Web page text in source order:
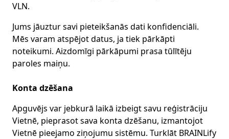
VLN.
Jums jāuztur savi pieteikšanās dati konfidenciāli.
Mēs varam atspējot datus, ja tiek pārkāpti
noteikumi. Aizdomīgi pārkāpumi prasa tūlītēju
paroles maiņu.
Konta dzēšana
Apguvējs var jebkurā laikā izbeigt savu reģistrāciju
Vietnē, pieprasot sava konta dzēšanu, izmantojot
Vietnē pieejamo ziņojumu sistēmu. Turklāt BRAINLify